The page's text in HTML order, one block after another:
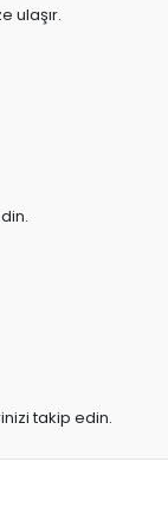
ulaşır.
takip edin.